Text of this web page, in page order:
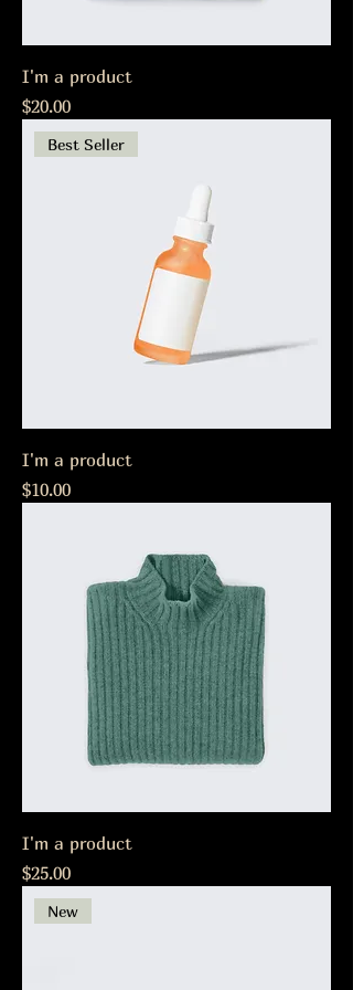
I'm a product
Precio
$20.00
Best Seller
I'm a product
Precio
$10.00
I'm a product
Precio
$25.00
New